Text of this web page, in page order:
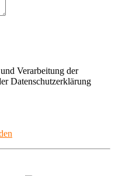
Verarbeitung der
Datenschutzerklärung